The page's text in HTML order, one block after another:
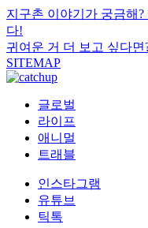
지구촌 이야기가 궁금해
다!
귀여운 거 더 보고 싶다면
SITEMAP
글로벌
라이프
애니멀
트래블
인스타그램
유튜브
틱톡